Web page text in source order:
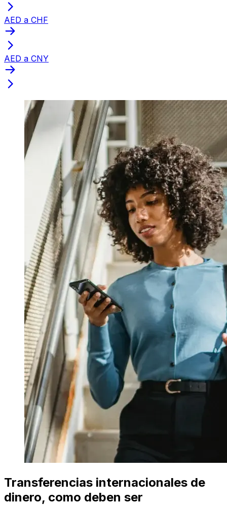
AED a CHF
AED a CNY
Transferencias internacionales de
dinero, como deben ser